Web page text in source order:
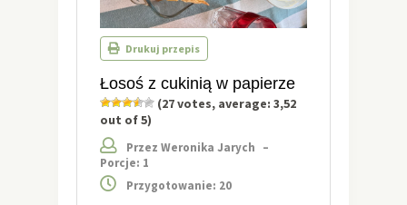
Drukuj przepis
Łosoś z cukinią w papierze
(27votes, average: 3,52
out of 5)
Przez Weronika Jarych –
Porcje: 1
Przygotowanie: 20